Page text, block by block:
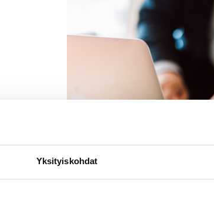
Yksityiskohdat